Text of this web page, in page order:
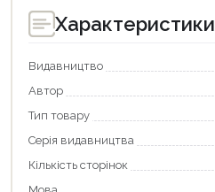
Характеристики
Видавництво
Автор
Тип товару
Серія видавництва
Кількість сторінок